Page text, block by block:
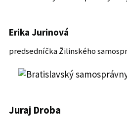
Erika Jurinová
predsedníčka Žilinského
Juraj Droba